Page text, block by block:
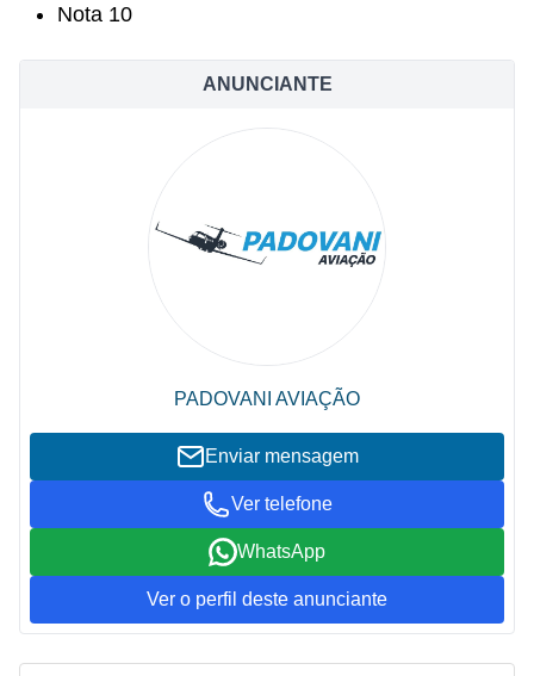
Nota 10
ANUNCIANTE
PADOVANI AVIAÇÃO
Enviar mensagem
Ver telefone
WhatsApp
Ver o perfil deste anunciante